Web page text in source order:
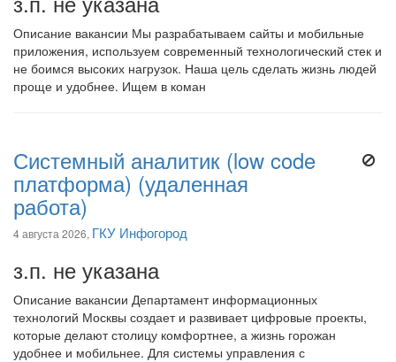
Описание вакансии Мы разрабатываем сайты и мобильные
приложения, используем современный технологический стек и
не боимся высоких нагрузок. Наша цель сделать жизнь людей
проще и удобнее. Ищем в коман
Системный аналитик (low code
платформа) (удаленная
работа)
4 августа 2026, ГКУ Инфогород
з.п. не указана
Описание вакансии Департамент информационных
технологий Москвы создает и развивает цифровые проекты,
которые делают столицу комфортнее, а жизнь горожан
удобнее и мобильнее. Для системы управления с